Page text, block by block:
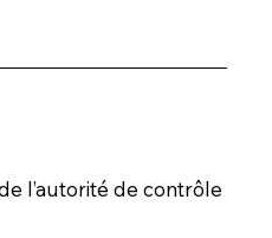
l’autorité de contrôle